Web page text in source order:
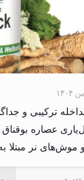
ترکیبی و
عصاره بوقناق
نر مبتلا به دیابت نوع